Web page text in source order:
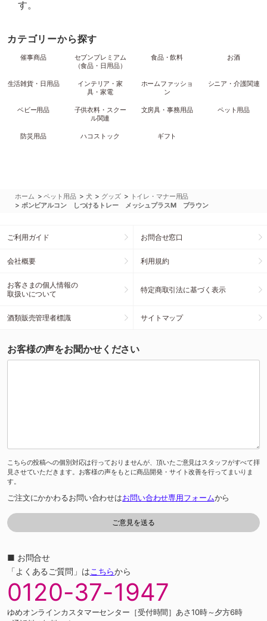
す。
カテゴリーから探す
催事商品
セブンプレミアム
（食品・日用品）
食品・飲料 お酒
生活雑貨・日用品
インテリア・家
具・家電
ホームファッショ
ン
シニア・介護関連
ベビー用品
子供衣料・スクー
ル関連
文房具・事務用品 ペット用品
防災用品 ハコストック ギフト
ホーム >ペット用品 > 犬 > グッズ > トイレ・マナー用品
> ボンビアルコン しつけるトレー メッシュプラスM ブラウン
ご利用ガイド お問合せ窓口
会社概要 利用規約
お客さまの個人情報の
取扱いについて
特定商取引法に基づく表示
酒類販売管理者標識 サイトマップ
お客様の声をお聞かせください
こちらの投稿への個別対応は行っておりませんが、頂いたご意見はスタッフがすべて拝
見させていただきます。お客様の声をもとに商品開発・サイト改善を行ってまいりま
す。
ご注文にかかわるお問い合わせはお問い合わせ専用フォームから
■ お問合せ
「よくあるご質問」はこちらから
0120-37-1947
ゆめオンラインカスタマーセンター［受付時間］あさ10時～夕方6時